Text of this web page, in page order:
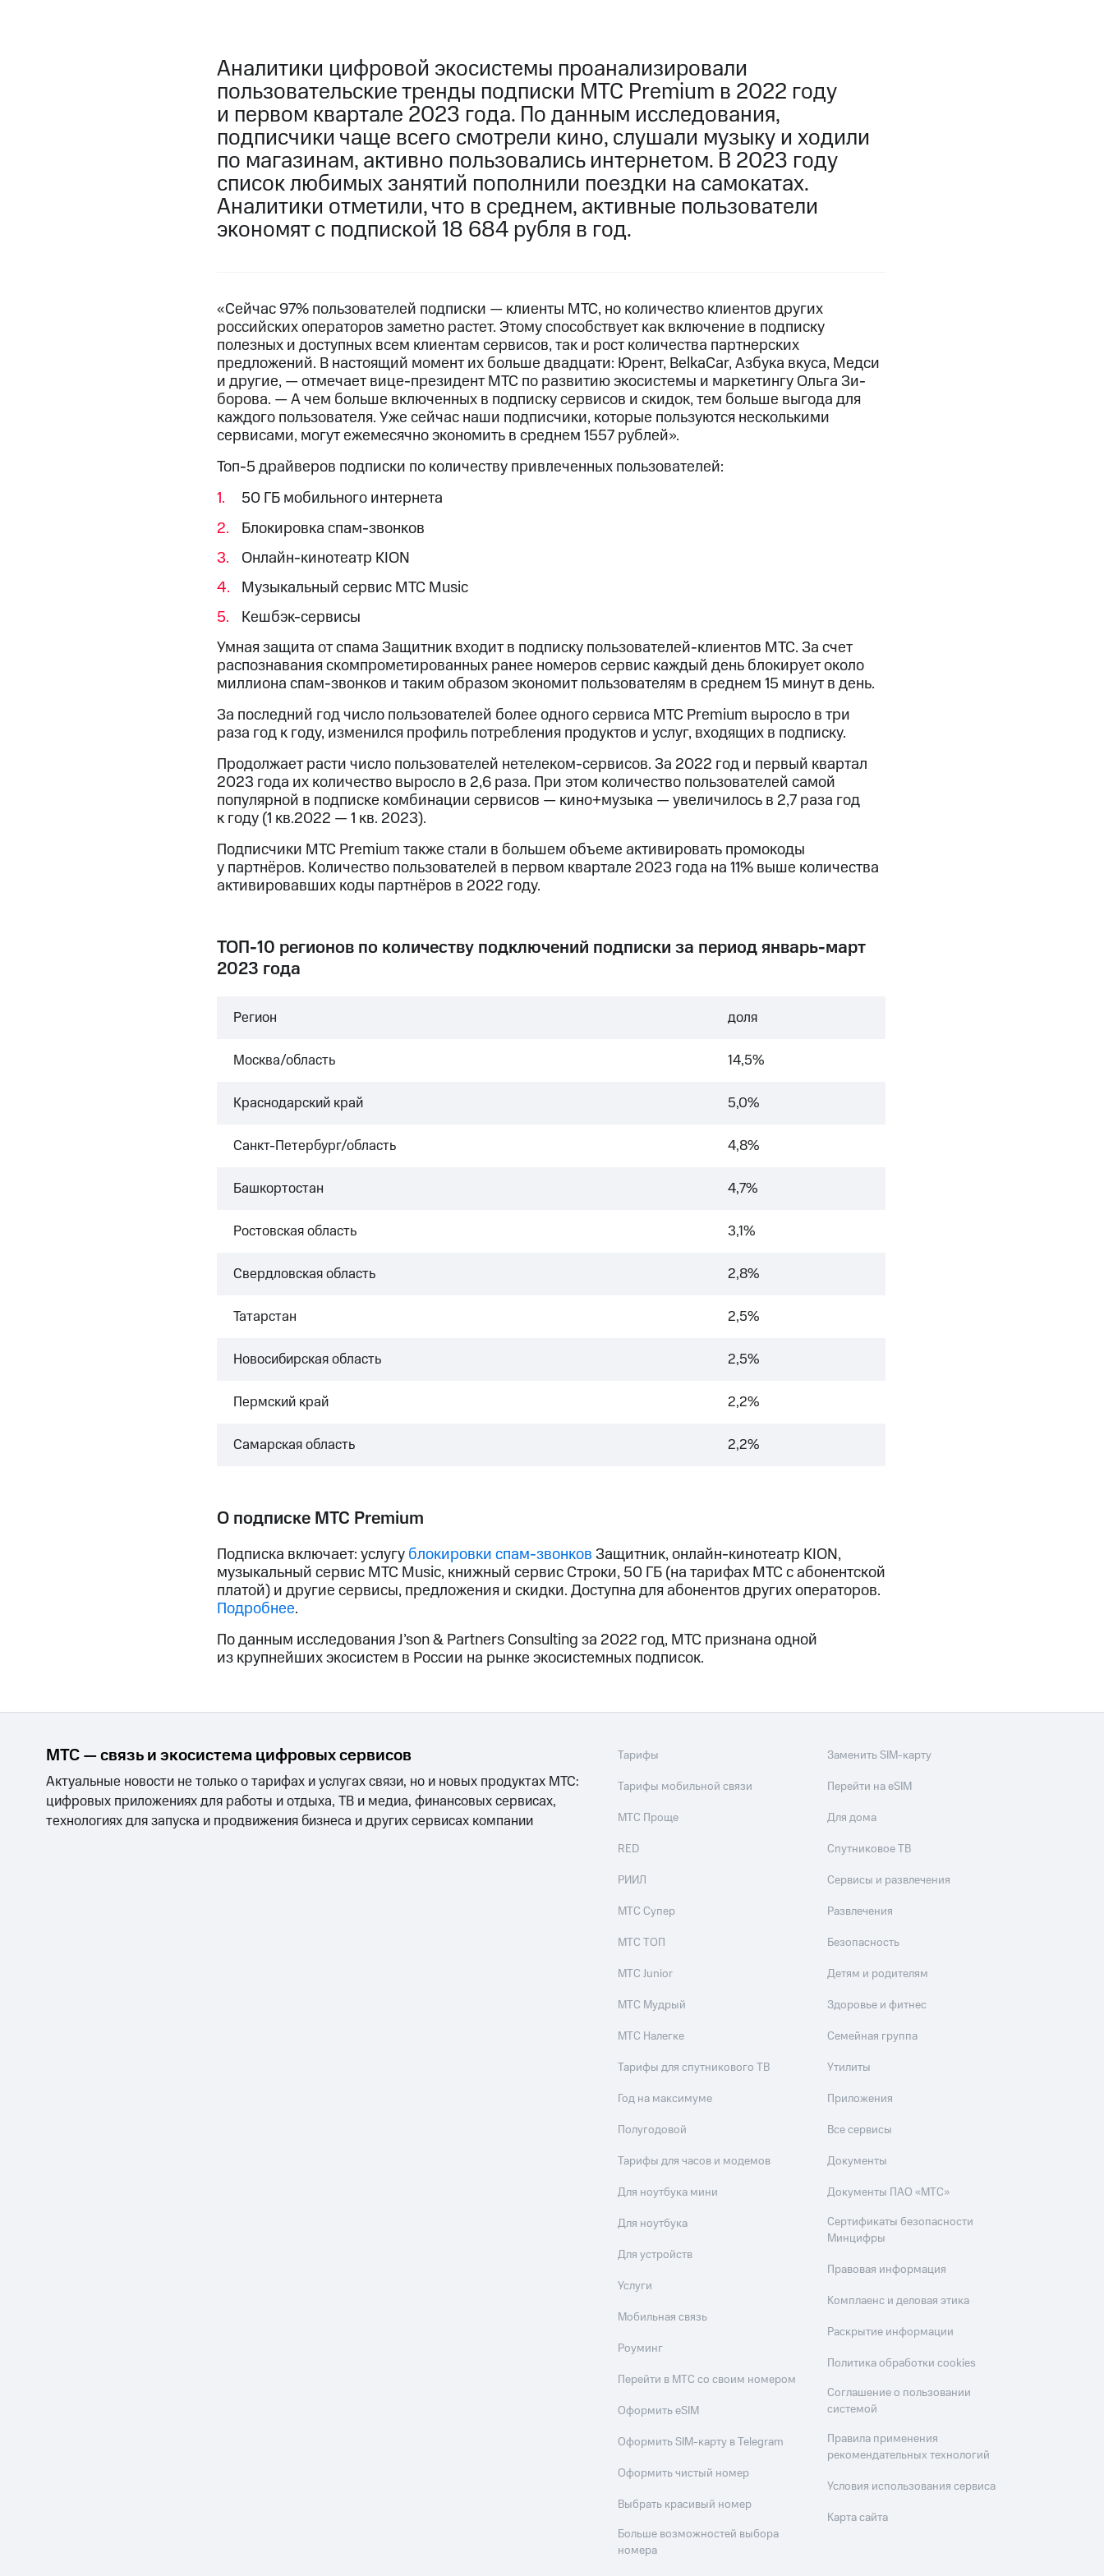
Аналитики цифровой экосистемы проанализировали
пользовательские тренды подписки МТС Premium в 2022 году
и первом квартале 2023 года. По данным исследования,
подписчики чаще всего смотрели кино, слушали музыку и ходили
по магазинам, активно пользовались интернетом. В 2023 году
список любимых занятий пополнили поездки на самокатах.
Аналитики отметили, что в среднем, активные пользователи
экономят с подпиской 18 684 рубля в год.
«Сейчас 97% пользователей подписки — клиенты МТС, но количество клиентов других
российских операторов заметно растет. Этому способствует как включение в подписку
полезных и доступных всем клиентам сервисов, так и рост количества партнерских
предложений. В настоящий момент их больше двадцати: Юрент, BelkaCar, Азбука вкуса, Медси
и другие, — отмечает ви­це-пре­зиден­т МТС по раз­ви­тию эко­сис­те­мы и мар­ке­тин­гу Оль­га Зи­
боро­ва. — А чем больше включенных в подписку сервисов и скидок, тем больше выгода для
каждого пользователя. Уже сейчас наши подписчики, которые пользуются несколькими
сервисами, могут ежемесячно экономить в среднем 1557 рублей».
Топ-5 драйверов подписки по количеству привлеченных пользователей:
50 ГБ мобильного интернета
Блокировка спам-звонков
Онлайн-кинотеатр KION
Музыкальный сервис МТС Music
Кешбэк-сервисы
Умная защита от спама Защитник входит в подписку пользователей-клиентов МТС. За счет
распознавания скомпрометированных ранее номеров сервис каждый день блокирует около
миллиона спам-звонков и таким образом экономит пользователям в среднем 15 минут в день.
За последний год число пользователей более одного сервиса МТС Premium выросло в три
раза год к году, изменился профиль потребления продуктов и услуг, входящих в подписку.
Продолжает расти число пользователей нетелеком-сервисов. За 2022 год и первый квартал
2023 года их количество выросло в 2,6 раза. При этом количество пользователей самой
популярной в подписке комбинации сервисов — кино+музыка — увеличилось в 2,7 раза год
к году (1 кв.2022 — 1 кв. 2023).
Подписчики МТС Premium также стали в большем объеме активировать промокоды
у партнёров. Количество пользователей в первом квартале 2023 года на 11% выше количества
активировавших коды партнёров в 2022 году.
TOП-10 регионов по количеству подключений подписки за период январь-март
2023 года
Регион доля
Москва/область 14,5%
Краснодарский край 5,0%
Санкт-Петербург/область 4,8%
Башкортостан 4,7%
Ростовская область 3,1%
Свердловская область 2,8%
Татарстан 2,5%
Новосибирская область 2,5%
Пермский край 2,2%
Самарская область 2,2%
О подписке МТС Premium
Подписка включает: услугублокировки спам-звонковЗащитник, онлайн-кинотеатр KION,
музыкальный сервис МТС Music, книжный сервис Строки, 50 ГБ (на тарифах МТС с абонентской
платой) и другие сервисы, предложения и скидки. Доступна для абонентов других операторов.
Подробнее.
По данным исследования J’son & Partners Consulting за 2022 год, МТС признана одной
из крупнейших экосистем в России на рынке экосистемных подписок.
МТС — связь и экосистема цифровых сервисов
Актуальные новости не только о тарифах и услугах связи, но и новых продуктах МТС:
цифровых приложениях для работы и отдыха, ТВ и медиа, финансовых сервисах,
технологиях для запуска и продвижения бизнеса и других сервисах компании
Тарифы
Тарифы мобильной связи
МТС Проще
RED
РИИЛ
МТС Супер
МТС ТОП
МТС Junior
МТС Мудрый
МТС Налегке
Тарифы для спутникового ТВ
Год на максимуме
Полугодовой
Тарифы для часов и модемов
Для ноутбука мини
Для ноутбука
Для устройств
Услуги
Мобильная связь
Роуминг
Перейти в МТС со своим номером
Оформить eSIM
Оформить SIM-карту в Telegram
Оформить чистый номер
Выбрать красивый номер
Больше возможностей выбора
номера
Заменить SIM-карту
Перейти на eSIM
Для дома
Спутниковое ТВ
Сервисы и развлечения
Развлечения
Безопасность
Детям и родителям
Здоровье и фитнес
Семейная группа
Утилиты
Приложения
Все сервисы
Документы
Документы ПАО «МТС»
Сертификаты безопасности
Минцифры
Правовая информация
Комплаенс и деловая этика
Раскрытие информации
Политика обработки cookies
Соглашение о пользовании
системой
Правила применения
рекомендательных технологий
Условия использования сервиса
Карта сайта